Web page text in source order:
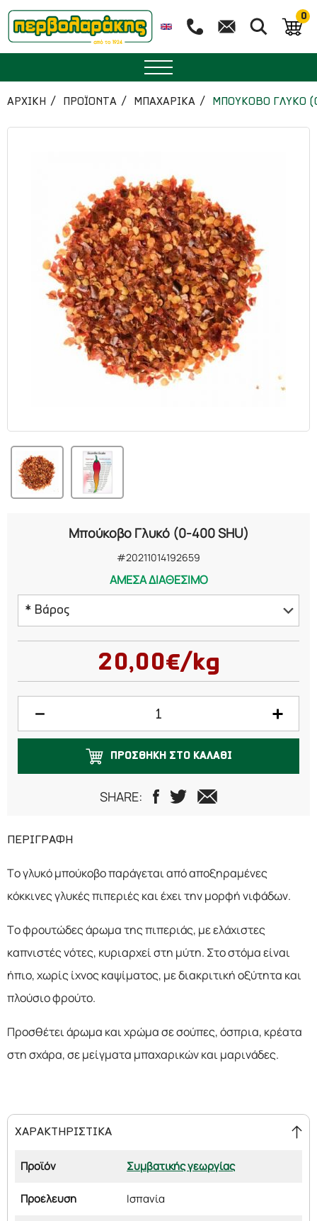
0
ΜΠΑΧΑΡΙΚΑ
ΒΟΤΑΝΑ
ΥΠΕΡΤΡΟΦΕΣ
ΔΙΑΤΡΟΦΗ
ΖΑΧΑΡΟΠΛΑΣΤΙΚΗ
ΑΙΘΕΡΙΑ ΕΛΑΙΑ
ΕΚΚΛΗΣΙΑΣΤΙΚΑ
ΧΗΜΙΚΑ
ΑΡΧΙΚΉ ΠΡΟΪΟΝΤΑ ΜΠΑΧΑΡΙΚΑ ΜΠΟΥΚΟΒΟ ΓΛΥΚΟ
Μπούκοβο Γλυκό (0-400 SHU)
#20211014192659
ΑΜΕΣΑ ΔΙΑΘΕΣΙΜΟ
* Βάρος
100 γραμμάρια
150 γραμμάρια
250 γραμμάρια
300 γραμμάρια
500 γραμμάρια
20,00€/kg
ΠΡΟΣΘΗΚΗ ΣΤΟ ΚΑΛΑΘΙ
SHARE:
ΠΕΡΙΓΡΑΦΗ
Το γλυκό μπούκοβο παράγεται από αποξηραμένες
κόκκινες γλυκές πιπεριές και έχει την μορφή νιφάδων.
Το φρουτώδες άρωμα της πιπεριάς, με ελάχιστες
καπνιστές νότες, κυριαρχεί στη μύτη. Στο στόμα είναι
ήπιο, χωρίς ίχνος καψίματος, με διακριτική οξύτητα και
πλούσιο φρούτο.
Προσθέτει άρωμα και χρώμα σε σούπες, όσπρια, κρέατα
στη σχάρα, σε μείγματα μπαχαρικών και μαρινάδες.
ΧΑΡΑΚΤΗΡΙΣΤΙΚΑ
Προϊόν Συμβατικής γεωργίας
Προέλευση Ισπανία